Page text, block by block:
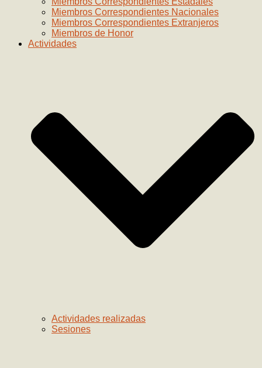
Miembros Correspondientes Nacionales
Miembros Correspondientes Extranjeros
Miembros de Honor
Actividades
Actividades realizadas
Sesiones